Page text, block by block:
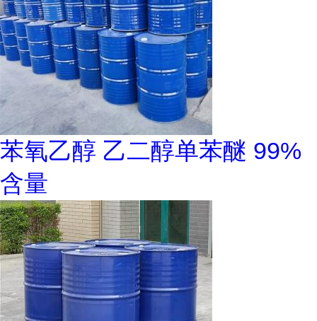
苯氧乙醇 乙二醇单苯醚 99%
含量